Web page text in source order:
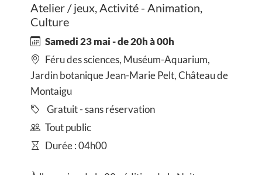
Atelier / jeux, Activité - Animation,
Culture
Samedi 23 mai - de 20h à 00h
Féru des sciences, Muséum-Aquarium,
Jardin botanique Jean-Marie Pelt, Château de
Montaigu
Gratuit - sans réservation
Tout public
Durée : 04h00